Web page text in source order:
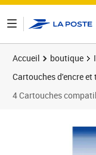
Accueil boutique
Cartouches d'encre et
4 Cartouches